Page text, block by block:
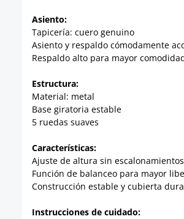
Asiento:
Tapicería: cuero genuino
Asiento y respaldo cómodamente
Respaldo alto para mayor
Estructura:
Material: metal
Base giratoria estable
5 ruedas suaves
Características:
Ajuste de altura sin escalonamientos
Función de balanceo para mayor
Construcción estable y cubierta
Instrucciones de cuidado: